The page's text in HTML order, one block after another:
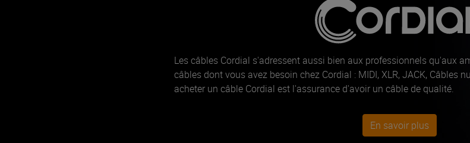
Les câbles Cordial s'adressent aussi bien aux professionnels qu'aux
câbles dont vous avez besoin chez Cordial : MIDI, XLR, JACK, Câbles
acheter un câble Cordial est l'assurance d'avoir un câble de qualité.
En savoir plus